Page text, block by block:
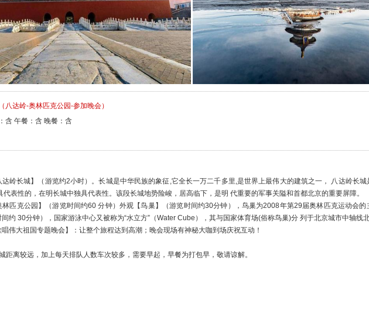
八达岭-奥林匹克公园-参加晚会）
含 午餐：含 晚餐：含
岭长城】（游览约2小时）。长城是中华民族的象征,它全长一万二千多里,是世界上最伟大的建筑之一， 八达岭长
代表性的，在明长城中独具代表性。该段长城地势险峻，居高临下，是明 代重要的军事关隘和首都北京的重要屏障。
林匹克公园】（游览时间约60 分钟）外观【鸟巢】（游览时间约30分钟），鸟巢为2008年第29届奥林匹克运动会的
约 30分钟），国家游泳中心又被称为“水立方”（Water Cube），其与国家体育场(俗称鸟巢)分 列于北京城市中轴线北
伟大祖国专题晚会】：让整个旅程达到高潮；晚会现场有神秘大咖到场庆祝互动！
距离较远，加上每天排队人数车次较多，需要早起，早餐为打包早，敬请谅解。